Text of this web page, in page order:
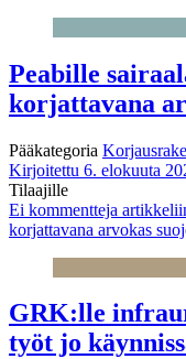
Peabille
korjattavana
Pääkategoria
Kirjoitettu 6. elokuuta
Tilaajille
Ei kommentteja
korjattavana arvokas
GRK:lle
työt jo